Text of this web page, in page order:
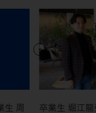
生 周
卒業生 堀江